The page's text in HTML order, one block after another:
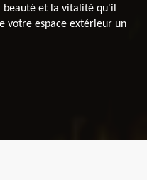
et la vitalité qu'il
votre espace extérieur un